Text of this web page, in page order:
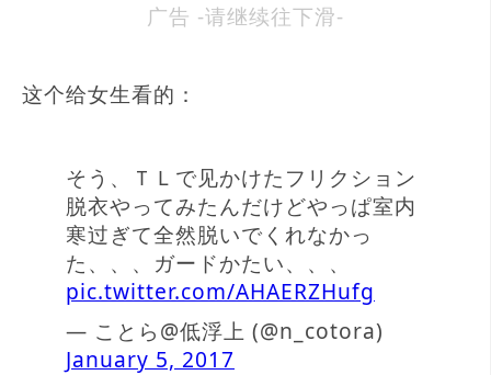
广告 -请继续往下滑-
这个给女生看的：
そう、ＴＬで见かけたフリクション
脱衣やってみたんだけどやっぱ室内
寒过ぎて全然脱いでくれなかっ
た、、、ガードかたい、、、
pic.twitter.com/AHAERZHufg
— ことら@低浮上 (@n_cotora)
January 5, 2017